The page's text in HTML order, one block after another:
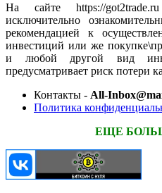
На сайте https://
исключительно
рекомендацией к
инвестиций или же
и любой другой вид
предусматривает риск потери
Контакты - All-
Политика
ЕЩЕ